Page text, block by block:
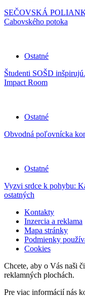
SEČOVSKÁ
Cabovského potoka
Ostatné
Študenti SOŠD
Impact Room
Ostatné
Obvodná poľovnícka
Ostatné
Vyzvi srdce k pohybu:
ostatných
Kontakty
Inzercia a reklama
Mapa stránky
Podmienky
Cookies
Chcete, aby o Vás naši
reklamných plochách.
Pre viac informácií nás